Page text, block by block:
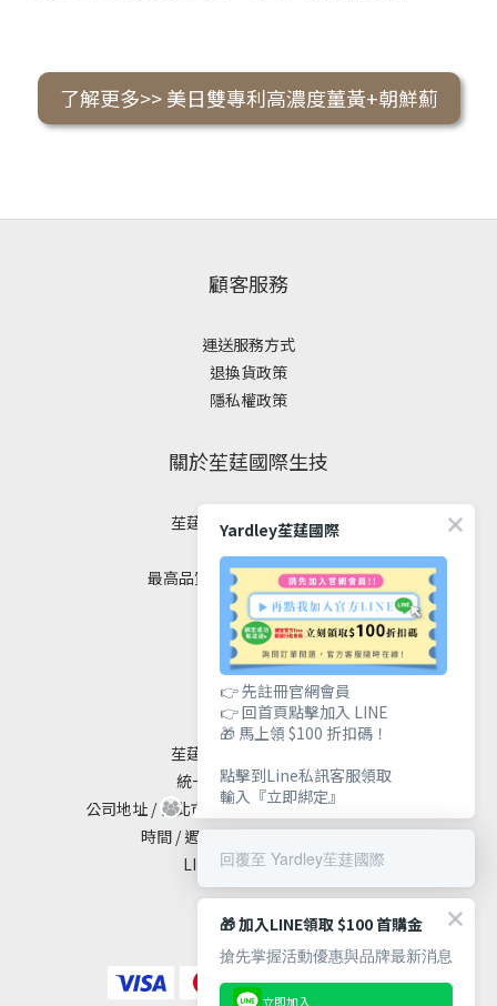
了解更多>> 美日雙專利高濃度薑黃+朝鮮薊
顧客服務
運送服務方式
退換貨政策
隱私權政策
關於苼莛國際生技
苼莛國際生技有限公司
最高品質｜安全｜健康｜美麗
聯絡我們
苼莛國際生技有限公司
統一編號 / 90615838
公司地址 / 台北市大安區敦化南路二段65號19樓
時間 / 週一至週五 10:00 - 18:00
LINE@ / @yardley
Yardley苼莛國際
👉 先註冊官網會員
👉 回首頁點擊加入 LINE
🎁 馬上領 $100 折扣碼！
點擊到Line私訊客服領取
輸入『立即綁定』
回覆至 Yardley苼莛國際
🎁 加入LINE領取 $100 首購金
搶先掌握活動優惠與品牌最新消息
立即加入